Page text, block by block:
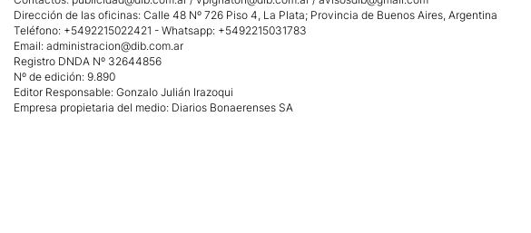
Dirección de las oficinas: Calle 48 Nº 726 Piso 4, La Plata; Provincia de Buenos Aires, Argentina
Teléfono: +5492215022421 - Whatsapp: +5492215031783
Email: administracion@dib.com.ar
Registro DNDA Nº 32644856
Nº de edición: 9.890
Editor Responsable: Gonzalo Julián Irazoqui
Empresa propietaria del medio: Diarios Bonaerenses SA